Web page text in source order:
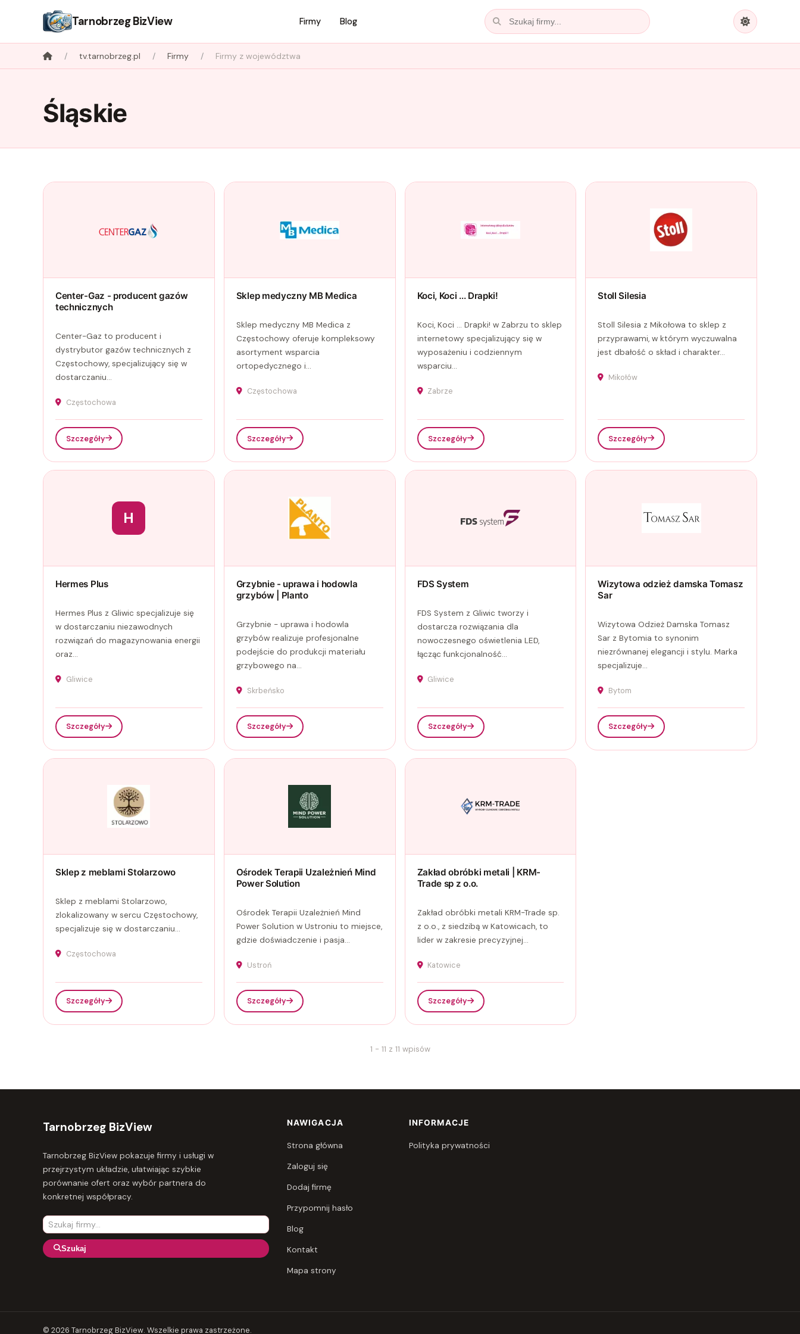
Tarnobrzeg BizView Firmy Blog
tv.tarnobrzeg.pl Firmy Firmy z województwa
Śląskie
Center-Gaz - producent gazów
technicznych
Center-Gaz to producent i
dystrybutor gazów technicznych z
Częstochowy, specjalizujący się w
dostarczaniu...
Częstochowa
Szczegóły
Sklep medyczny MB Medica
Sklep medyczny MB Medica z
Częstochowy oferuje kompleksowy
asortyment wsparcia
ortopedycznego i...
Częstochowa
Szczegóły
Koci, Koci ... Drapki!
Koci, Koci ... Drapki! w Zabrzu to sklep
internetowy specjalizujący się w
wyposażeniu i codziennym
wsparciu...
Zabrze
Szczegóły
Stoll Silesia
Stoll Silesia z Mikołowa to sklep z
przyprawami, w którym wyczuwalna
jest dbałość o skład i charakter...
Mikołów
Szczegóły
H
Hermes Plus
Hermes Plus z Gliwic specjalizuje się
w dostarczaniu niezawodnych
rozwiązań do magazynowania energii
oraz...
Gliwice
Szczegóły
Grzybnie - uprawa i hodowla
grzybów | Planto
Grzybnie - uprawa i hodowla
grzybów realizuje profesjonalne
podejście do produkcji materiału
grzybowego na...
Skrbeńsko
Szczegóły
FDS System
FDS System z Gliwic tworzy i
dostarcza rozwiązania dla
nowoczesnego oświetlenia LED,
łącząc funkcjonalność...
Gliwice
Szczegóły
Wizytowa odzież damska Tomasz
Sar
Wizytowa Odzież Damska Tomasz
Sar z Bytomia to synonim
niezrównanej elegancji i stylu. Marka
specjalizuje...
Bytom
Szczegóły
Sklep z meblami Stolarzowo
Sklep z meblami Stolarzowo,
zlokalizowany w sercu Częstochowy,
specjalizuje się w dostarczaniu...
Częstochowa
Szczegóły
Ośrodek Terapii Uzależnień Mind
Power Solution
Ośrodek Terapii Uzależnień Mind
Power Solution w Ustroniu to miejsce,
gdzie doświadczenie i pasja...
Ustroń
Szczegóły
Zakład obróbki metali | KRM-
Trade sp z o.o.
Zakład obróbki metali KRM-Trade sp.
z o.o., z siedzibą w Katowicach, to
lider w zakresie precyzyjnej...
Katowice
Szczegóły
1 - 11 z 11 wpisów
Tarnobrzeg BizView
Tarnobrzeg BizView pokazuje firmy i usługi w
przejrzystym układzie, ułatwiając szybkie
porównanie ofert oraz wybór partnera do
konkretnej współpracy.
Szukaj
NAWIGACJA
Strona główna
Zaloguj się
Dodaj firmę
Przypomnij hasło
Blog
Kontakt
Mapa strony
INFORMACJE
Polityka prywatności
© 2026 Tarnobrzeg BizView. Wszelkie prawa zastrzeżone.